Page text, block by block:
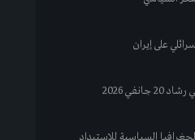
على إيران
2026
السياسية للاستبداد